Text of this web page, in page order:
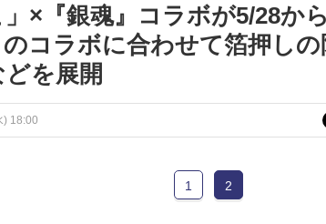
」×『銀魂』コラボが5/28か
コラボに合わせて箔押しの
を展開
) 18:00
1 2